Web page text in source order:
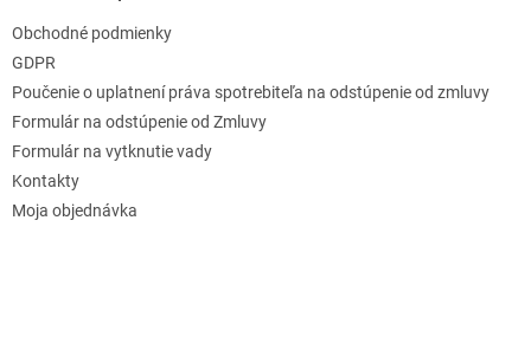
Obchodné podmienky
GDPR
Poučenie o uplatnení práva spotrebiteľa na odstúpenie od zmluvy
Formulár na odstúpenie od Zmluvy
Formulár na vytknutie vady
Kontakty
Moja objednávka